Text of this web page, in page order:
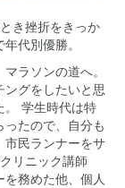
き挫折をきっか
代別優勝。
ラソンの道へ。
ングをしたいと思
。 学生時代は特
たので、自分も
市民ランナーをサ
リニック講師
務めた他、個人